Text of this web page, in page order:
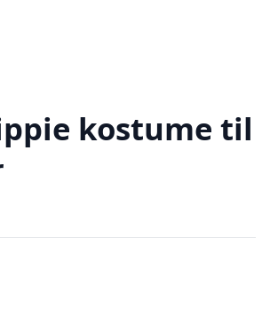
kostume til